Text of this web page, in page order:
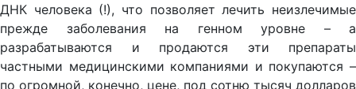
ДНК человека (!), что позволяет лечить неизлечимые
прежде заболевания на генном уровне – а
разрабатываются и продаются эти препараты
частными медицинскими компаниями и покупаются –
по огромной, конечно, цене, под сотню тысяч долларов